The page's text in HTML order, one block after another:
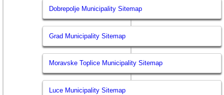
Dobrepolje Municipality Sitemap
Grad Municipality Sitemap
Moravske Toplice Municipality Sitemap
Luce Municipality Sitemap